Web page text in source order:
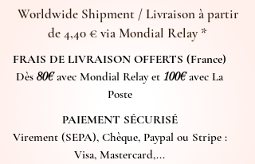
Worldwide Shipment / Livraison à partir
de 4,40 € via Mondial Relay *
FRAIS DE LIVRAISON OFFERTS (France)
Dès 80€avec Mondial Relay et 100€avec La
Poste
PAIEMENT SÉCURISÉ
Virement (SEPA), Chèque, Paypal ou Stripe :
Visa, Mastercard,...